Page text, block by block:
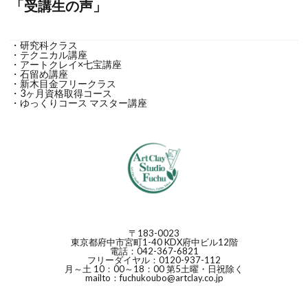
「受講生の声」
・研究科クラス
・テクニカル講座
・アートクレイ×七宝講座
・石留め講座
・新木目金フリークラス
・3ヶ月資格取得コース
・ゆっくりコース マスター講座
〒183-0023
東京都府中市宮町1-40 KDX府中ビル12階
電話：042-367-6821
フリーダイヤル：0120-937-112
月～土 10：00～18：00 第5土曜・日祝除く
mailto：fuchukoubo@artclay.co.jp